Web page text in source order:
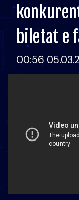
biletat e
00:56